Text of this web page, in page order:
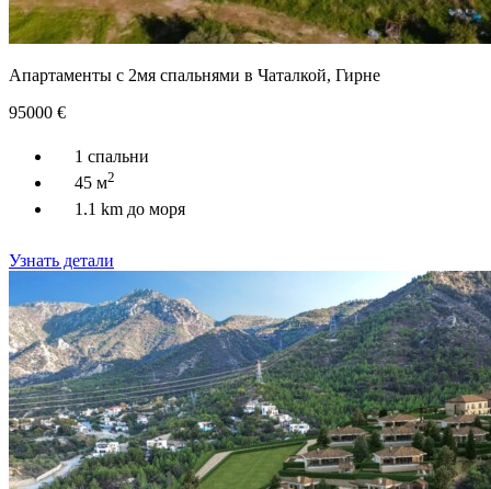
Апартаменты с 2мя спальнями в Чаталкой, Гирне
95000 €
1 спальни
45 м2
1.1 km до моря
Узнать детали